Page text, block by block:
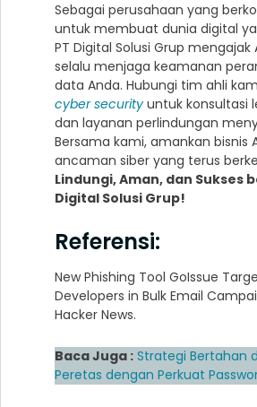
Sebagai perusahaan yang
untuk membuat dunia digital
PT Digital Solusi Grup
selalu menjaga keamanan
data Anda. Hubungi tim ahli
cyber securityuntuk konsultasi
dan layanan perlindungan
Bersama kami, amankan bisnis
ancaman siber yang terus
Lindungi, Aman, dan Sukses
Digital Solusi Grup!
Referensi:
New Phishing Tool GoIssue
Developers in Bulk Email
Hacker News.
Baca Juga : Strategi Bertahan
Peretas dengan Perkuat